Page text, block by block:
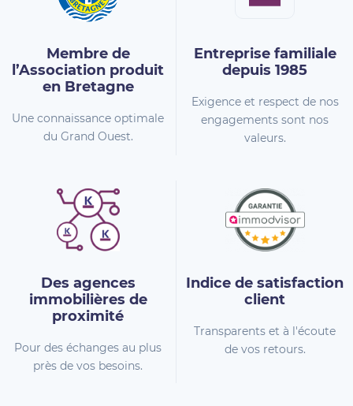
Membre de
l’Association produit
en Bretagne
Une connaissance optimale
du Grand Ouest.
Entreprise familiale
depuis 1985
Exigence et respect de nos
engagements sont nos
valeurs.
Des agences
immobilières de
proximité
Pour des échanges au plus
près de vos besoins.
Indice de satisfaction
client
Transparents et à l'écoute
de vos retours.